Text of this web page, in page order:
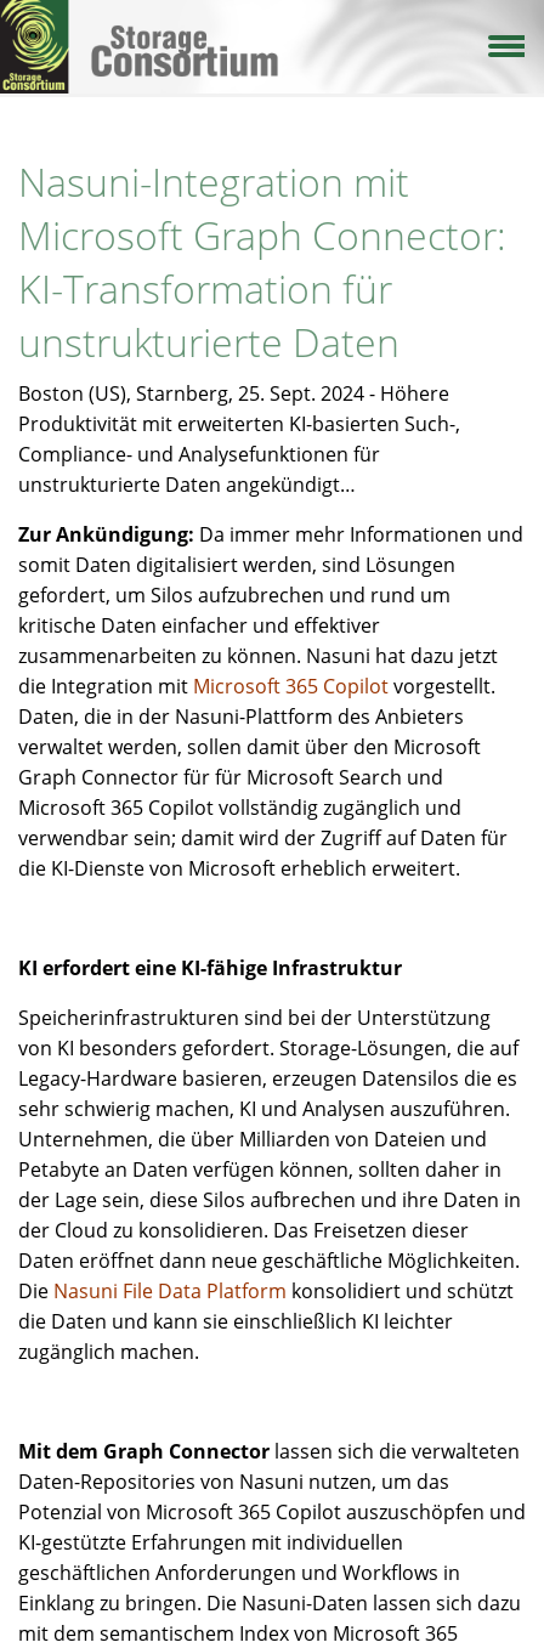
Direkt
zum
Inhalt
Nasuni-Integration mit
Microsoft Graph Connector:
KI-Transformation für
unstrukturierte Daten
Boston (US), Starnberg, 25. Sept. 2024 - Höhere
Produktivität mit erweiterten KI-basierten Such-,
Compliance- und Analysefunktionen für
unstrukturierte Daten angekündigt…
Zur Ankündigung: Da immer mehr Informationen und
somit Daten digitalisiert werden, sind Lösungen
gefordert, um Silos aufzubrechen und rund um
kritische Daten einfacher und effektiver
zusammenarbeiten zu können. Nasuni hat dazu jetzt
die Integration mit Microsoft 365 Copilotvorgestellt.
Daten, die in der Nasuni-Plattform des Anbieters
verwaltet werden, sollen damit über den Microsoft
Graph Connector für für Microsoft Search und
Microsoft 365 Copilot vollständig zugänglich und
verwendbar sein; damit wird der Zugriff auf Daten für
die KI-Dienste von Microsoft erheblich erweitert.
KI erfordert eine KI-fähige Infrastruktur
Speicherinfrastrukturen sind bei der Unterstützung
von KI besonders gefordert. Storage-Lösungen, die auf
Legacy-Hardware basieren, erzeugen Datensilos die es
sehr schwierig machen, KI und Analysen auszuführen.
Unternehmen, die über Milliarden von Dateien und
Petabyte an Daten verfügen können, sollten daher in
der Lage sein, diese Silos aufbrechen und ihre Daten in
der Cloud zu konsolidieren. Das Freisetzen dieser
Daten eröffnet dann neue geschäftliche Möglichkeiten.
Die Nasuni File Data Platform konsolidiert und schützt
die Daten und kann sie einschließlich KI leichter
zugänglich machen.
Mit dem Graph Connector lassen sich die verwalteten
Daten-Repositories von Nasuni nutzen, um das
Potenzial von Microsoft 365 Copilot auszuschöpfen und
KI-gestützte Erfahrungen mit individuellen
geschäftlichen Anforderungen und Workflows in
Einklang zu bringen. Die Nasuni-Daten lassen sich dazu
mit dem semantischem Index von Microsoft 365